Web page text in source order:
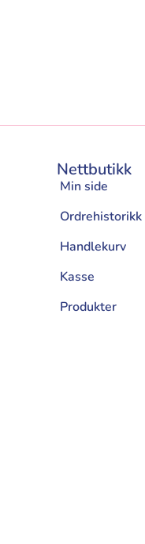
Nettbutikk
Min side
Ordrehistorikk
Handlekurv
Kasse
Produkter